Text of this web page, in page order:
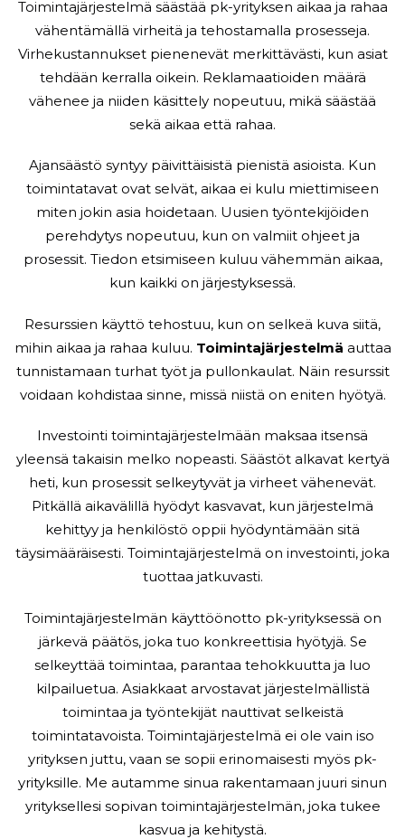
Toimintajärjestelmä säästää pk-yrityksen aikaa ja rahaa
vähentämällä virheitä ja tehostamalla prosesseja.
Virhekustannukset pienenevät merkittävästi, kun asiat
tehdään kerralla oikein. Reklamaatioiden määrä
vähenee ja niiden käsittely nopeutuu, mikä säästää
sekä aikaa että rahaa.
Ajansäästö syntyy päivittäisistä pienistä asioista. Kun
toimintatavat ovat selvät, aikaa ei kulu miettimiseen
miten jokin asia hoidetaan. Uusien työntekijöiden
perehdytys nopeutuu, kun on valmiit ohjeet ja
prosessit. Tiedon etsimiseen kuluu vähemmän aikaa,
kun kaikki on järjestyksessä.
Resurssien käyttö tehostuu, kun on selkeä kuva siitä,
mihin aikaa ja rahaa kuluu. Toimintajärjestelmä auttaa
tunnistamaan turhat työt ja pullonkaulat. Näin resurssit
voidaan kohdistaa sinne, missä niistä on eniten hyötyä.
Investointi toimintajärjestelmään maksaa itsensä
yleensä takaisin melko nopeasti. Säästöt alkavat kertyä
heti, kun prosessit selkeytyvät ja virheet vähenevät.
Pitkällä aikavälillä hyödyt kasvavat, kun järjestelmä
kehittyy ja henkilöstö oppii hyödyntämään sitä
täysimääräisesti. Toimintajärjestelmä on investointi, joka
tuottaa jatkuvasti.
Toimintajärjestelmän käyttöönotto pk-yrityksessä on
järkevä päätös, joka tuo konkreettisia hyötyjä. Se
selkeyttää toimintaa, parantaa tehokkuutta ja luo
kilpailuetua. Asiakkaat arvostavat järjestelmällistä
toimintaa ja työntekijät nauttivat selkeistä
toimintatavoista. Toimintajärjestelmä ei ole vain iso
yrityksen juttu, vaan se sopii erinomaisesti myös pk-
yrityksille. Me autamme sinua rakentamaan juuri sinun
yrityksellesi sopivan toimintajärjestelmän, joka tukee
kasvua ja kehitystä.